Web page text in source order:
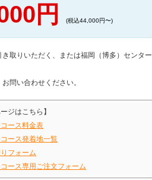
円 (税込44,000円〜)
取りいただく、または福岡（博多）センター
問い合わせください。
ジはこちら】
ース料金表
ース発着地一覧
フォーム
ース専用ご注文フォーム